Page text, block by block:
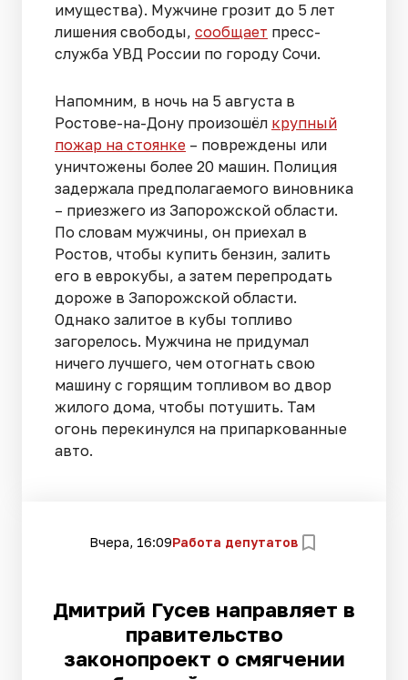
имущества). Мужчине грозит до 5 лет
лишения свободы, сообщает пресс-
служба УВД России по городу Сочи.
Напомним, в ночь на 5 августа в
Ростове-на-Дону произошёл крупный
пожар на стоянке – повреждены или
уничтожены более 20 машин. Полиция
задержала предполагаемого виновника
– приезжего из Запорожской области.
По словам мужчины, он приехал в
Ростов, чтобы купить бензин, залить
его в еврокубы, а затем перепродать
дороже в Запорожской области.
Однако залитое в кубы топливо
загорелось. Мужчина не придумал
ничего лучшего, чем отогнать свою
машину с горящим топливом во двор
жилого дома, чтобы потушить. Там
огонь перекинулся на припаркованные
авто.
Вчера, 16:09Работа депутатов
Дмитрий Гусев направляет в
правительство
законопроект о смягчении